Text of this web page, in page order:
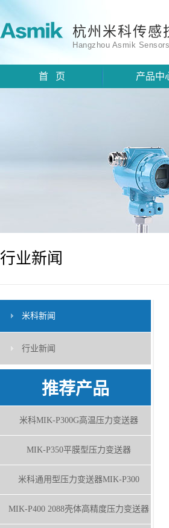
杭州米科传感
Hangzhou Asmik
首 页 产品中
行业新闻
米科新闻
行业新闻
推荐产品
米科MIK-P300G高温压力变送器
MIK-P350平膜型压力变送器
米科通用型压力变送器MIK-P300
MIK-P400 2088壳体高精度压力变送器